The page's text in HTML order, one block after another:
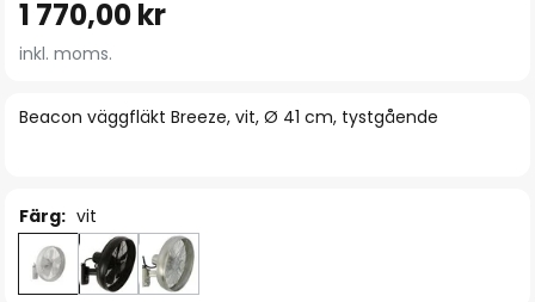
till
början
bildgalleriet
Beacon väggfläkt Breeze, vit, Ø 41 cm, tystgående
1 770,00 kr
inkl. moms.
Färg: vit